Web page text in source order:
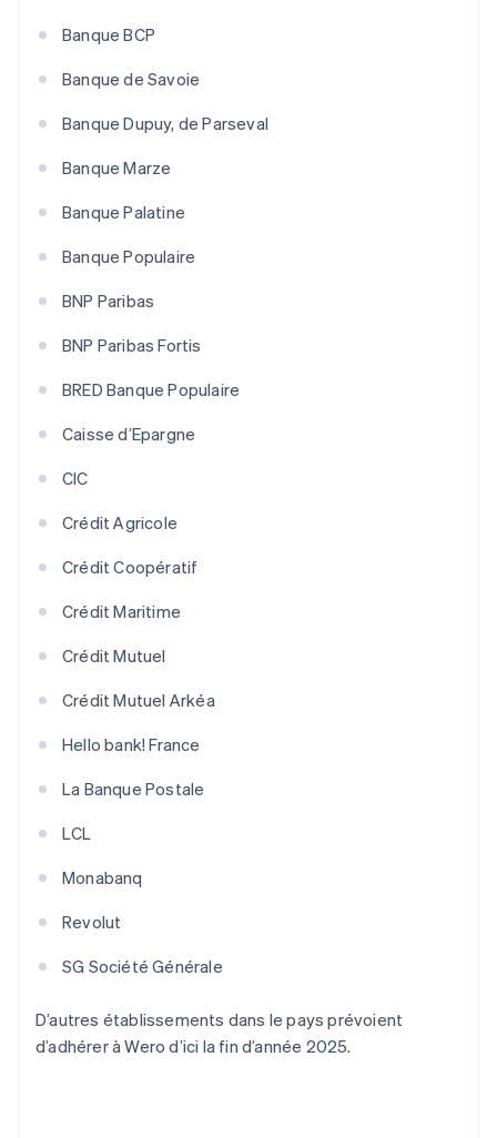
Banque BCP
Banque de Savoie
Banque Dupuy, de Parseval
Banque Marze
Banque Palatine
Banque Populaire
BNP Paribas
BNP Paribas Fortis
BRED Banque Populaire
Caisse d’Epargne
CIC
Crédit Agricole
Crédit Coopératif
Crédit Maritime
Crédit Mutuel
Crédit Mutuel Arkéa
Hello bank! France
La Banque Postale
LCL
Monabanq
Revolut
SG Société Générale
D’autres établissements dans le pays prévoient
d’adhérer à Wero d’ici la fin d’année 2025.